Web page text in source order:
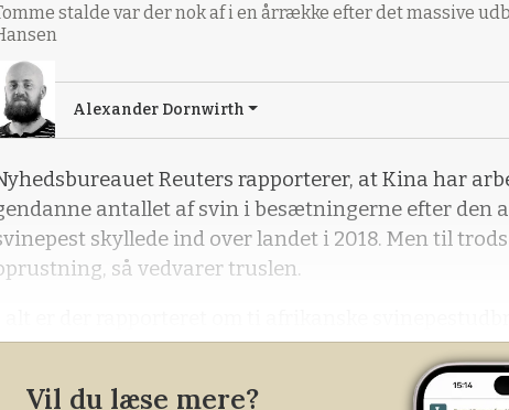
stalde var der nok af i en årrække efter det massive
Alexander Dornwirth
Reuters rapporterer, at Kina har
antallet af svin i besætningerne efter den
skyllede ind over landet i 2018. Men til
så vedvarer truslen.
Vil du læse mere?